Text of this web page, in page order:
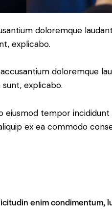
doloremque
explicabo.
doloremque
explicabo.
tempor
ex ea commodo
enim condimentum,